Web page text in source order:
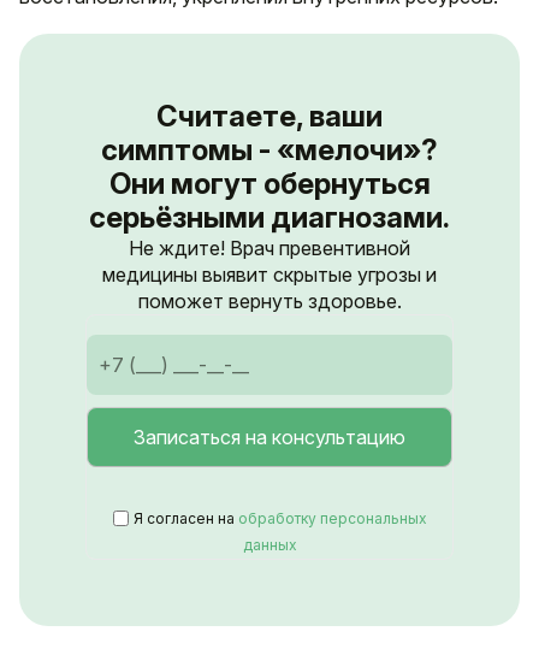
Считаете, ваши
симптомы - «мелочи»?
Они могут обернуться
серьёзными диагнозами.
Не ждите! Врач превентивной
медицины выявит скрытые угрозы и
поможет вернуть здоровье.
Я согласен на обработку персональных
данных